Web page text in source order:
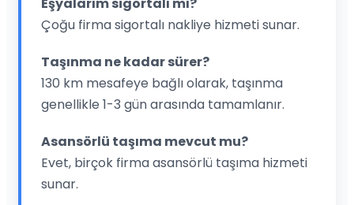
Çoğu firma sigortalı nakliye hizmeti sunar.
Taşınma ne kadar sürer?
130 km mesafeye bağlı olarak, taşınma
genellikle 1-3 gün arasında tamamlanır.
Asansörlü taşıma mevcut mu?
Evet, birçok firma asansörlü taşıma hizmeti
sunar.